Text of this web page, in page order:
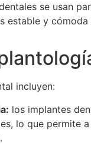
se usan
estable y
incluyen:
los implantes
lo que permite